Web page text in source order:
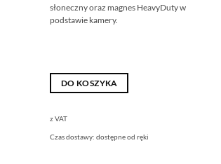
słoneczny oraz magnes HeavyDuty w
podstawie kamery.
DO KOSZYKA
z VAT
Czas dostawy:dostępne od ręki